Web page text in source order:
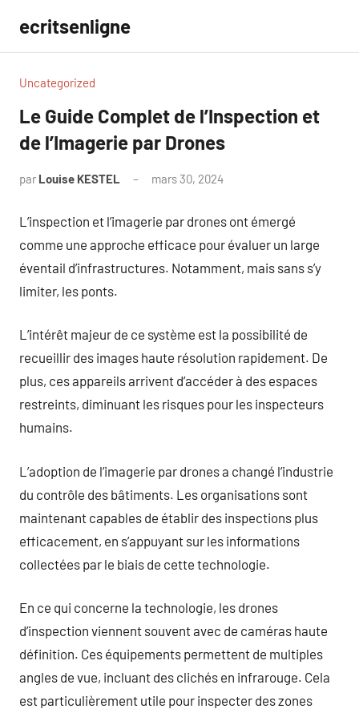
contenu
ecritsenligne
Uncategorized
Le Guide Complet de l’Inspection et
de l’Imagerie par Drones
par Louise KESTEL mars 30, 2024
L’inspection et l’imagerie par drones ont émergé
comme une approche efficace pour évaluer un large
éventail d’infrastructures. Notamment, mais sans s’y
limiter, les ponts.
L’intérêt majeur de ce système est la possibilité de
recueillir des images haute résolution rapidement. De
plus, ces appareils arrivent d’accéder à des espaces
restreints, diminuant les risques pour les inspecteurs
humains.
L’adoption de l’imagerie par drones a changé l’industrie
du contrôle des bâtiments. Les organisations sont
maintenant capables de établir des inspections plus
efficacement, en s’appuyant sur les informations
collectées par le biais de cette technologie.
En ce qui concerne la technologie, les drones
d’inspection viennent souvent avec de caméras haute
définition. Ces équipements permettent de multiples
angles de vue, incluant des clichés en infrarouge. Cela
est particulièrement utile pour inspecter des zones